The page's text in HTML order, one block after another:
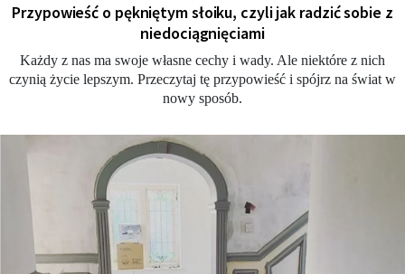
Przypowieść o pękniętym słoiku, czyli jak radzić sobie z
niedociągnięciami
Każdy z nas ma swoje własne cechy i wady. Ale niektóre z nich
czynią życie lepszym. Przeczytaj tę przypowieść i spójrz na świat w
nowy sposób.